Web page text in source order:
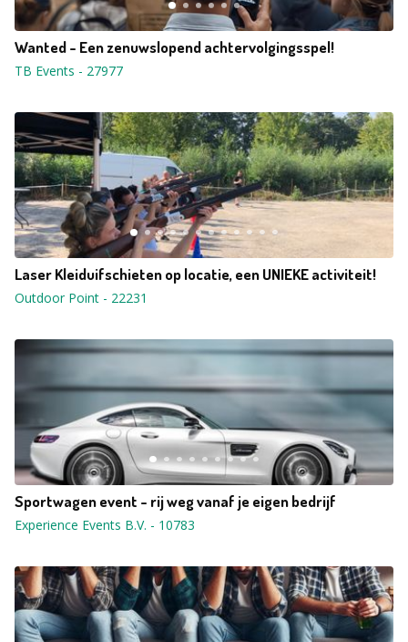
Wanted - Een zenuwslopend achtervolgingsspel!
TB Events - 27977
Laser Kleiduifschieten op locatie, een UNIEKE activiteit!
Outdoor Point - 22231
Sportwagen event - rij weg vanaf je eigen bedrijf
Experience Events B.V. - 10783